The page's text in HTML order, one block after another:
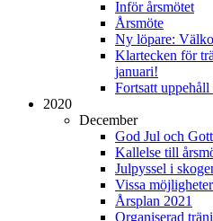
Inför årsmötet
Årsmöte
Ny löpare:
Klartecken för
januari!
Fortsatt
2020
December
God Jul och
Kallelse till
Julpyssel i
Vissa
Årsplan 2021
Organiserad